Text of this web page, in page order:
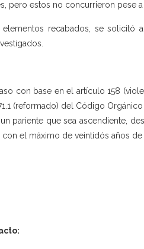
pero estos no concurrieron pese a
recabados, se solicitó
con base en el artículo 158
(reformado) del Código
pariente que sea ascendiente,
el máximo de veintidós años de